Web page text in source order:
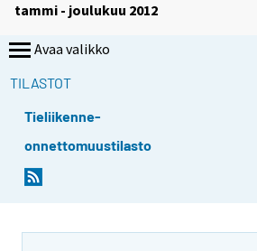
tammi - joulukuu 2012
Avaa valikko
TILASTOT
Tieliikenne-
onnettomuustilasto